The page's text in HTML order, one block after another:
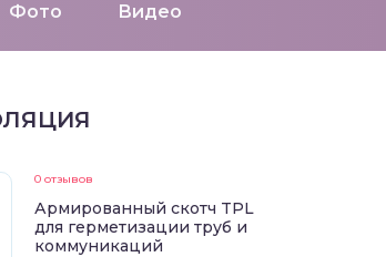
Фото Видео
0 отзывов
Армированный скотч TPL
для герметизации труб и
коммуникаций